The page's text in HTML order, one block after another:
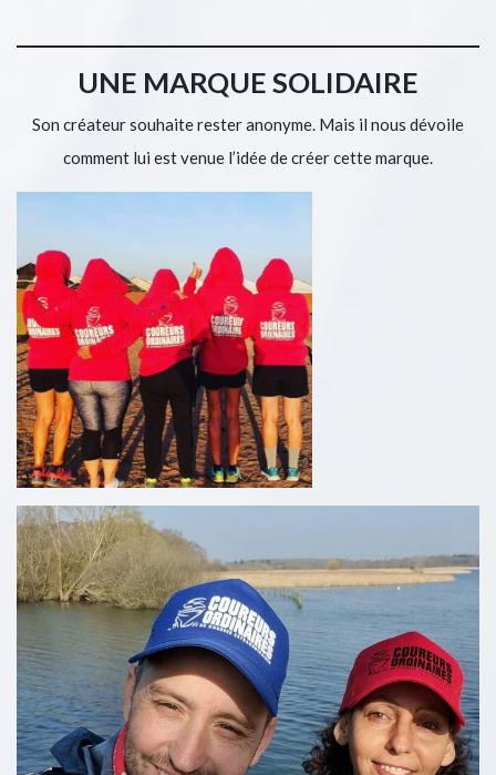
UNE MARQUE SOLIDAIRE
Son créateur souhaite rester anonyme. Mais il nous dévoile
comment lui est venue l’idée de créer cette marque.